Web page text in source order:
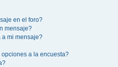
en el foro?
mensaje?
a mi mensaje?
a la encuesta?